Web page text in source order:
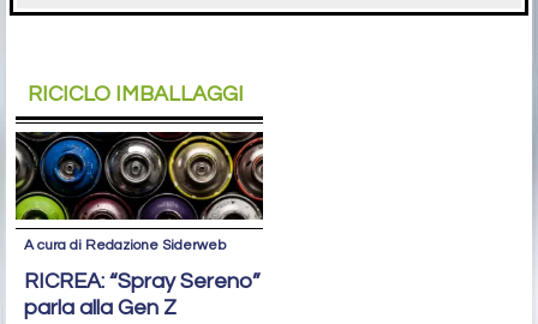
RICICLO IMBALLAGGI
A cura di Redazione Siderweb
RICREA: “Spray Sereno”
parla alla Gen Z